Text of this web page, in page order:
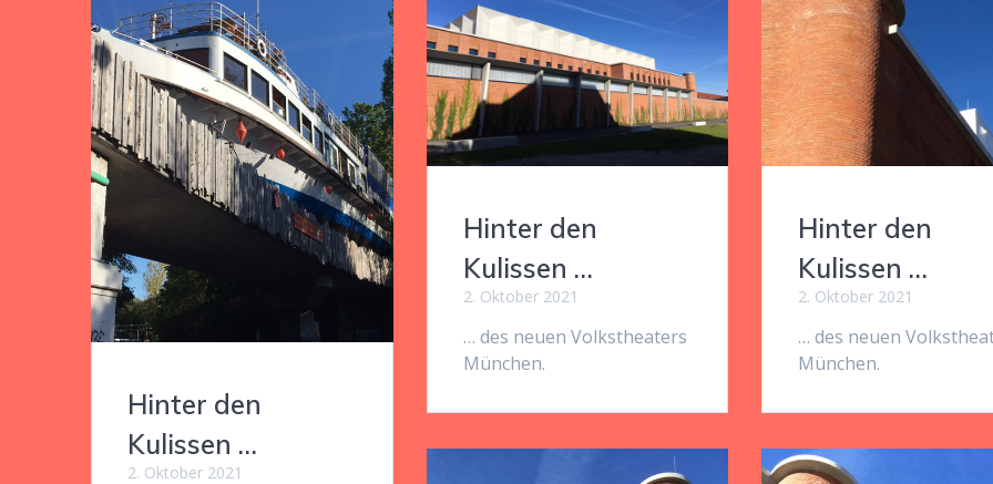
Hinter den
Kulissen …
2. Oktober 2021
Hinter den
Kulissen …
2. Oktober 2021
… des neuen Volkstheaters
München.
Hinter den
Kulissen …
2. Oktober 2021
… des neuen
München.